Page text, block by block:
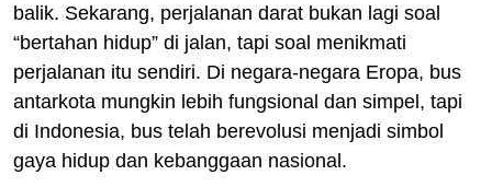
balik. Sekarang, perjalanan darat bukan lagi soal
“bertahan hidup” di jalan, tapi soal menikmati
perjalanan itu sendiri. Di negara-negara Eropa, bus
antarkota mungkin lebih fungsional dan simpel, tapi
di Indonesia, bus telah berevolusi menjadi simbol
gaya hidup dan kebanggaan nasional.